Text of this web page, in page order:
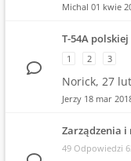
Michal 01 kwie
T-54A
1
2 3
Norick, 27
Jerzy 18 mar
Zarządzenia i
49 Odpowiedzi